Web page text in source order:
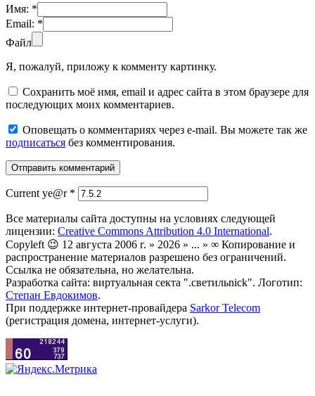
Имя: *
Email: *
Файл
Я, пожалуй, приложу к комменту картинку.
Сохранить моё имя, email и адрес сайта в этом браузере для
последующих моих комментариев.
Оповещать о комментариях через e-mail. Вы можете так же
подписаться без комментирования.
Current ye@r *
Все материалы сайта доступны на условиях следующей
лицензии: Creative Commons Attribution 4.0 International.
Copyleft 😉 12 августа 2006 г. » 2026 » ... » ∞ Копирование и
распространение материалов разрешено без ограничений.
Ссылка не обязательна, но желательна.
Разработка сайта: виртуальная секта ".светильnick". Логотип:
Степан Евдокимов.
При поддержке интернет-провайдера Sarkor Telecom
(регистрация домена, интернет-услуги).